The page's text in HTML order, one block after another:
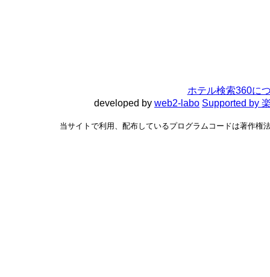
ホテル検索360に
developed by web2-labo Supported by
当サイトで利用、配布しているプログラムコードは著作